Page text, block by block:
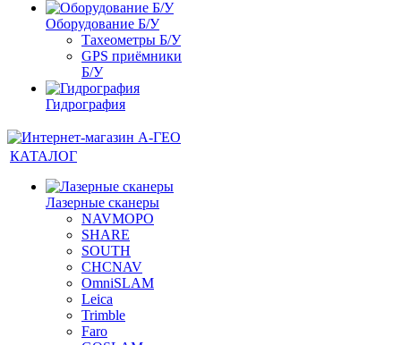
Оборудование Б/У
Тахеометры Б/У
GPS приёмники
Б/У
Гидрография
КАТАЛОГ
Лазерные сканеры
NAVMOPO
SHARE
SOUTH
CHCNAV
OmniSLAM
Leica
Trimble
Faro